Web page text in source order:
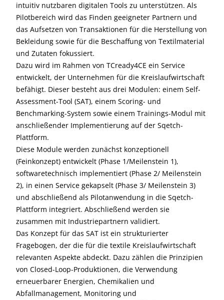
intuitiv nutzbaren digitalen Tools zu unterstützen. Als
Pilotbereich wird das Finden geeigneter Partnern und
das Aufsetzen von Transaktionen für die Herstellung von
Bekleidung sowie für die Beschaffung von Textilmaterial
und Zutaten fokussiert.
Dazu wird im Rahmen von TCready4CE ein Service
entwickelt, der Unternehmen für die Kreislaufwirtschaft
befähigt. Dieser besteht aus drei Modulen: einem Self-
Assessment-Tool (SAT), einem Scoring- und
Benchmarking-System sowie einem Trainings-Modul mit
anschließender Implementierung auf der Sqetch-
Plattform.
Diese Module werden zunächst konzeptionell
(Feinkonzept) entwickelt (Phase 1/Meilenstein 1),
softwaretechnisch implementiert (Phase 2/ Meilenstein
2), in einen Service gekapselt (Phase 3/ Meilenstein 3)
und abschließend als Pilotanwendung in die Sqetch-
Plattform integriert. Abschließend werden sie
zusammen mit Industriepartnern validiert.
Das Konzept für das SAT ist ein strukturierter
Fragebogen, der die für die textile Kreislaufwirtschaft
relevanten Aspekte abdeckt. Dazu zählen die Prinzipien
von Closed-Loop-Produktionen, die Verwendung
erneuerbarer Energien, Chemikalien und
Abfallmanagement, Monitoring und